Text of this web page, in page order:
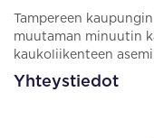
Tampereen
muutaman minuutin
kaukoliikenteen
Yhteystiedot